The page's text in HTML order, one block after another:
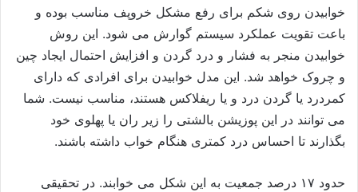
خوابیدن روی شکم برای رفع مشکل خروپف مناسب بوده و
باعت تقویت عملکرد سیستم گوارش می شود. این روش
خوابیدن منجر به فشار و درد گردن و افزایش احتمال ایجاد چین
و چروک خواهد شد. این مدل خوابیدن برای افرادی که دارای
کمردرد یا گردن درد و یا ریفلاکس هستند، مناسب نیست. شما
می توانند در این پوزیشن بالشتی را زیر ران یا پهلوی خود
بگذارند تا احساس درد کمتری هنگام خواب داشته باشند.
حدود ۱۷ درصد جمعیت به این شکل می خوابند. در تحقیقی